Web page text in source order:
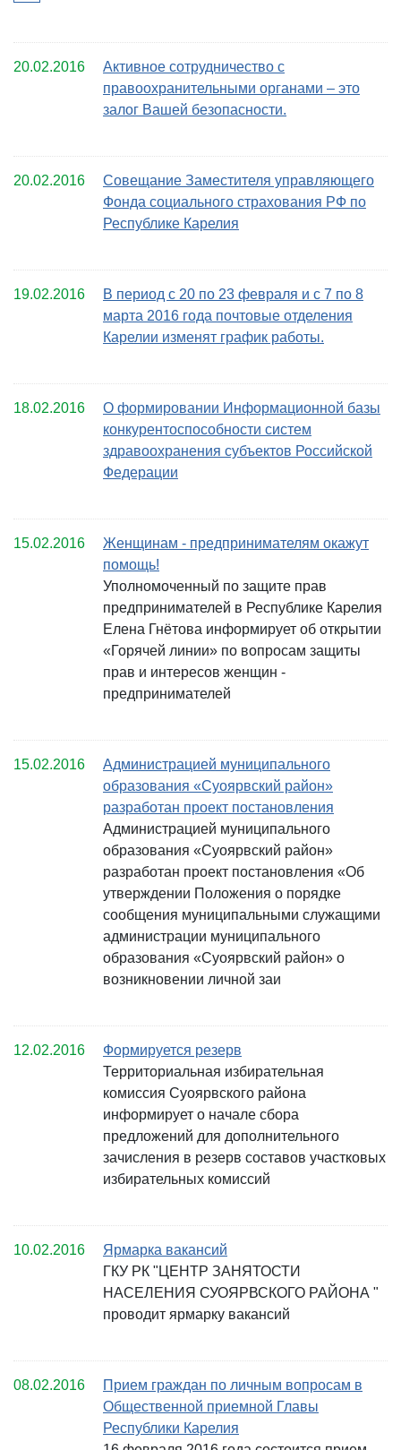
20.02.2016
Активное сотрудничество с
правоохранительными органами – это
залог Вашей безопасности.
20.02.2016
Совещание Заместителя управляющего
Фонда социального страхования РФ по
Республике Карелия
19.02.2016
В период с 20 по 23 февраля и с 7 по 8
марта 2016 года почтовые отделения
Карелии изменят график работы.
18.02.2016
О формировании Информационной базы
конкурентоспособности систем
здравоохранения субъектов Российской
Федерации
15.02.2016
Женщинам - предпринимателям окажут
помощь!
Уполномоченный по защите прав
предпринимателей в Республике Карелия
Елена Гнётова информирует об открытии
«Горячей линии» по вопросам защиты
прав и интересов женщин -
предпринимателей
15.02.2016
Администрацией муниципального
образования «Суоярвский район»
разработан проект постановления
Администрацией муниципального
образования «Суоярвский район»
разработан проект постановления «Об
утверждении Положения о порядке
сообщения муниципальными служащими
администрации муниципального
образования «Суоярвский район» о
возникновении личной заи
12.02.2016
Формируется резерв
Территориальная избирательная
комиссия Суоярвского района
информирует о начале сбора
предложений для дополнительного
зачисления в резерв составов участковых
избирательных комиссий
10.02.2016
Ярмарка вакансий
ГКУ РК "ЦЕНТР ЗАНЯТОСТИ
НАСЕЛЕНИЯ СУОЯРВСКОГО РАЙОНА "
проводит ярмарку вакансий
08.02.2016
Прием граждан по личным вопросам в
Общественной приемной Главы
Республики Карелия